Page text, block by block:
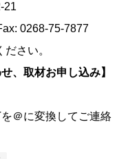
21
0268-75-7877
さい。
、取材お申し込み】
＠に変換してご連絡